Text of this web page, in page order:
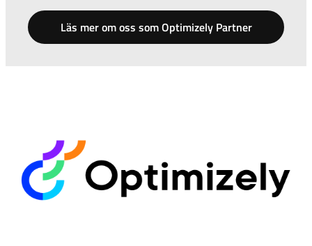
Läs mer om oss som Optimizely Partner